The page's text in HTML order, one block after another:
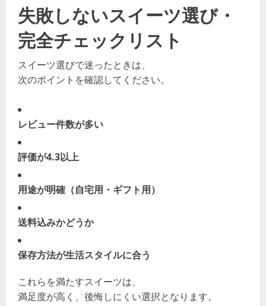
失敗しないスイーツ選び・
完全チェックリスト
スイーツ選びで迷ったときは、
次のポイントを確認してください。
レビュー件数が多い
評価が4.3以上
用途が明確（自宅用・ギフト用）
送料込みかどうか
保存方法が生活スタイルに合う
これらを満たすスイーツは、
満足度が高く、後悔しにくい選択となります。